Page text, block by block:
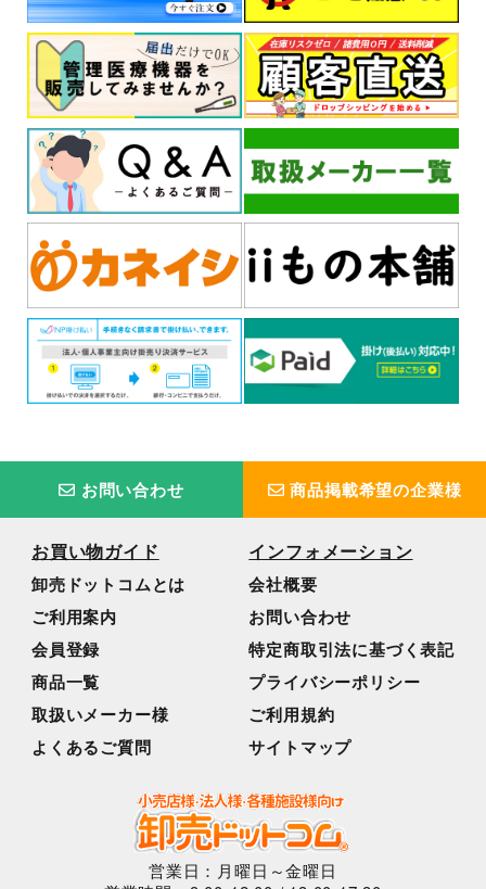
お問い合わせ 商品掲載希望の企業様
お買い物ガイド
卸売ドットコムとは
ご利用案内
会員登録
商品一覧
取扱いメーカー様
よくあるご質問
インフォメーション
会社概要
お問い合わせ
特定商取引法に基づく表記
プライバシーポリシー
ご利用規約
サイトマップ
営業日：月曜日～金曜日